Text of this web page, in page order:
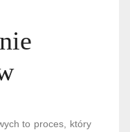
to proces, który